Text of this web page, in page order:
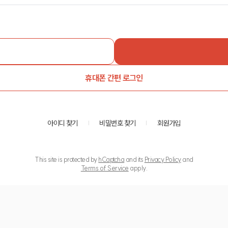
휴대폰 간편 로그인
아이디 찾기 비밀번호 찾기 회원가입
This site is protected by hCaptcha and its Privacy Policyand
Terms of Service apply.